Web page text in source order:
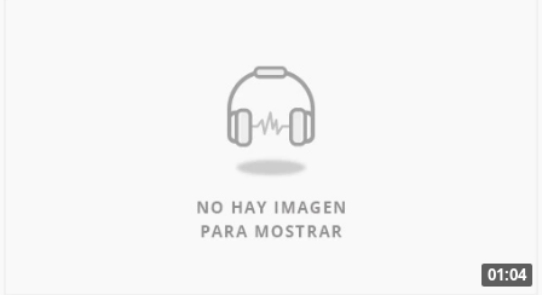
01:04